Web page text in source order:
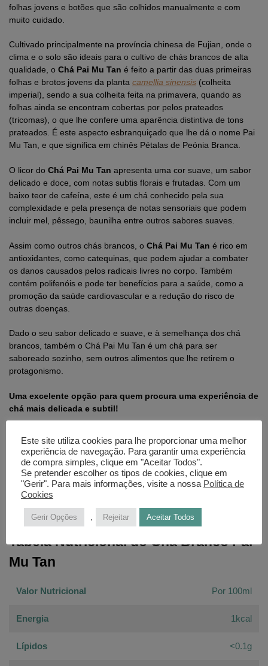
folhas jovens e botões que são colhidos manualmente e com
muito cuidado.
Cultivado principalmente na província chinesa de Fujian, onde o
clima e o solo são ideais para o cultivo de chás brancos de alta
qualidade, o Chá Pai Mu Tan é feito a partir das duas primeiras
folhas e brotos jovens da planta camellia sinensis (colheita
imperial), sendo a sua colheita feita na primavera, quando as
folhas ainda se encontram cobertas por pelos prateados
(tricomas), o que lhe confere uma aparência distintiva de tons
prateados. É este aspecto esbranquiçado que lhe dá o nome Pai
Mu Tan, e que significa em chinês Pétalas de Peónia Branca.
O licor do Chá Pai Mu Tan apresenta uma cor suave, um sabor
delicado e doce, com notas subtis florais e frutadas. Com um
baixo teor de cafeína, este é um chá conhecido pela sua
complexidade e pela presença de notas sensoriais que podem
incluir mel, pêssego, baunilha entre outros sabores suaves.
Assim como outros chás brancos, o Chá Pai Mu Tan é rico em
antioxidantes, como catequinas, que podem ajudar a combater
os danos causados pelos radicais livres no corpo. Também
contém polifenóis e pode ter benefícios para a saúde, como a
promoção da saúde cardiovascular e a redução do risco de
outras doenças.
Dado o seu sabor delicado e suave, e à semelhança dos chá
brancos, também o Chá Pai Mu Tan é um chá para ser
saboreado sozinho, sem outros alimentos que lhe retirem o
protagonismo.
Uma excelente opção para quem procura uma experiência de
chá mais delicada e subtil!
o Chá Pai Mu Tan uma escolha em qualquer momento do dia.
INGREDIENTES:Chá branco.
Tabela Nutricional do Chá Branco Pai
Mu Tan
Valor Nutricional Por 100ml
Energia 1kcal
Lípidos <0.1g
Este site utiliza cookies para lhe proporcionar uma melhor
experiência de navegação. Para garantir uma experiência
de compra simples, clique em "Aceitar Todos".
Se pretender escolher os tipos de cookies, clique em
"Gerir". Para mais informações, visite a nossa Política de
Cookies
Gerir Opções . Rejeitar Aceitar Todos